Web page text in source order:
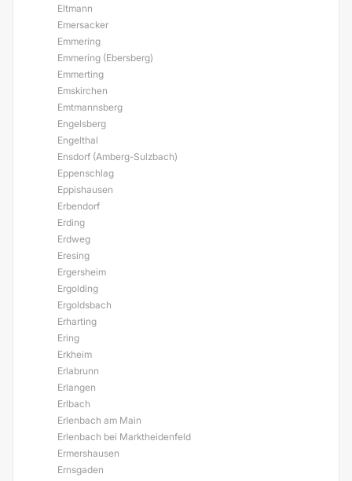
Eltmann
Emersacker
Emmering
Emmering (Ebersberg)
Emmerting
Emskirchen
Emtmannsberg
Engelsberg
Engelthal
Ensdorf (Amberg-Sulzbach)
Eppenschlag
Eppishausen
Erbendorf
Erding
Erdweg
Eresing
Ergersheim
Ergolding
Ergoldsbach
Erharting
Ering
Erkheim
Erlabrunn
Erlangen
Erlbach
Erlenbach am Main
Erlenbach bei Marktheidenfeld
Ermershausen
Ernsgaden